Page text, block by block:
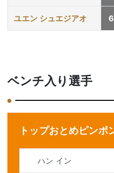
ユエン シュエジアオ 6
ベンチ入り選手
トップおとめピンポ
ハン イン